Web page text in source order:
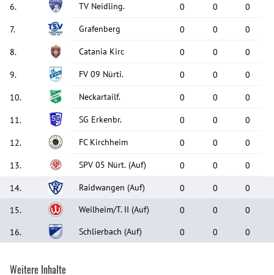
6. TV Neidling. 0 0 0
7. Grafenberg 0 0 0
8. Catania Kirc 0 0 0
9. FV 09 Nürti. 0 0 0
10. Neckartailf. 0 0 0
11. SG Erkenbr. 0 0 0
12. FC Kirchheim 0 0 0
13. SPV 05 Nürt. (Auf) 0 0 0
14. Raidwangen (Auf) 0 0
0
15. Weilheim/T. II (Auf) 0 0
0
16. Schlierbach (Auf) 0 0 0
Weitere Inhalte